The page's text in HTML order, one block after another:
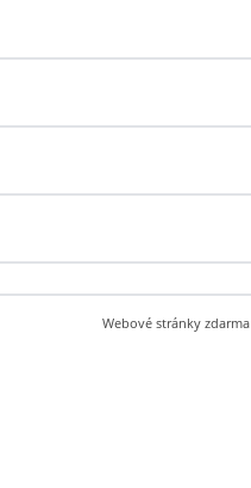
Webové stránky zdarma